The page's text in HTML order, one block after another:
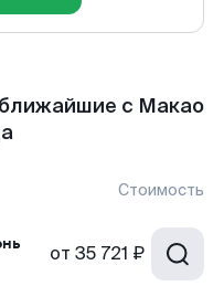
с Макао
Стоимость
от 35 721 ₽